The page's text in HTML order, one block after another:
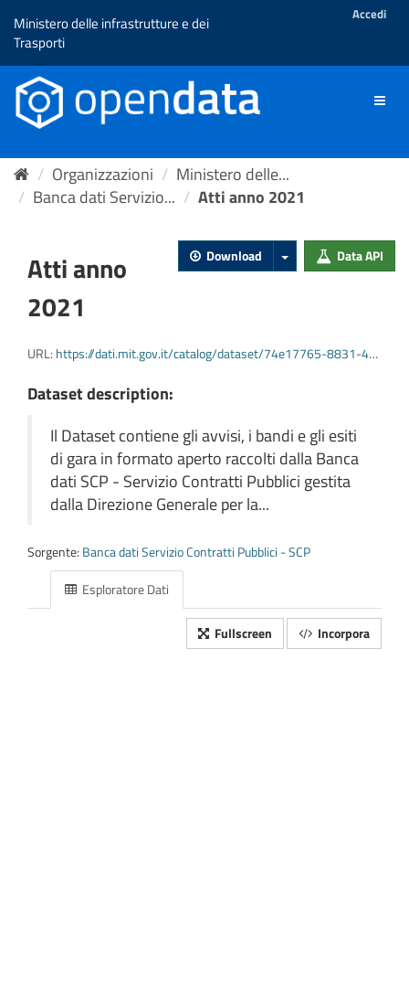
contenuto
Ministero delle infrastrutture e dei
Trasporti
Accedi
Toggle
Organizzazioni
Ministero delle...
Banca dati Servizio...
Atti anno 2021
Download Data API
Atti anno
2021
URL: https://dati.mit.gov.it/catalog/dataset/74e17765-8831-4259-a510-56e35935e091/resource/fe3e23fd-109a-46d6-abf9-11a288ac7d37/download/v_od_atti_2021.csv
Dataset description:
Il Dataset contiene gli avvisi, i bandi e gli esiti
di gara in formato aperto raccolti dalla Banca
dati SCP - Servizio Contratti Pubblici gestita
dalla Direzione Generale per la...
Sorgente: Banca dati Servizio Contratti Pubblici - SCP
Esploratore Dati
Fullscreen Incorpora